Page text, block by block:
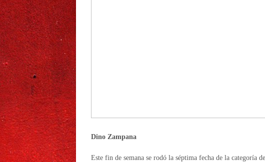
Dino Zampana
Este fin de semana se rodó la séptima fecha de la categoría